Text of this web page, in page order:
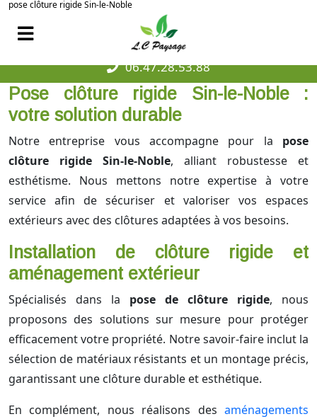
pose clôture rigide Sin-le-Noble
06.47.28.53.88
Pose clôture rigide Sin-le-Noble :
votre solution durable
Notre entreprise vous accompagne pour la pose
clôture rigide Sin-le-Noble, alliant robustesse et
esthétisme. Nous mettons notre expertise à votre
service afin de sécuriser et valoriser vos espaces
extérieurs avec des clôtures adaptées à vos besoins.
Installation de clôture rigide et
aménagement extérieur
Spécialisés dans la pose de clôture rigide, nous
proposons des solutions sur mesure pour protéger
efficacement votre propriété. Notre savoir-faire inclut la
sélection de matériaux résistants et un montage précis,
garantissant une clôture durable et esthétique.
En complément, nous réalisons des aménagements